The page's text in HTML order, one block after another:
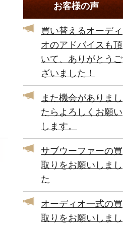
お客様の声
買い替えるオーディ
オのアドバイスも頂
いて、ありがとうご
ざいました！
また機会がありまし
たらよろしくお願い
します。
サブウーファーの買
取りをお願いしまし
た
オーディオ一式の買
取りをお願いしまし